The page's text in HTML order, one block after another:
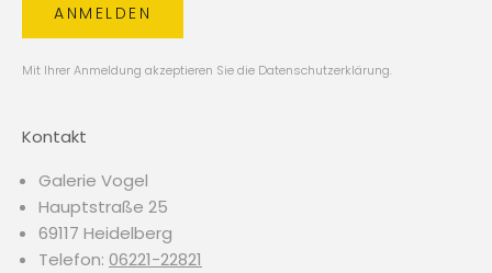
ANMELDEN
Mit Ihrer Anmeldung akzeptieren Sie die Datenschutzerklärung.
Kontakt
Galerie Vogel
Hauptstraße 25
69117 Heidelberg
Telefon: 06221-22821